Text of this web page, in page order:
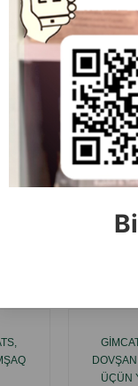
ÜÇÜN